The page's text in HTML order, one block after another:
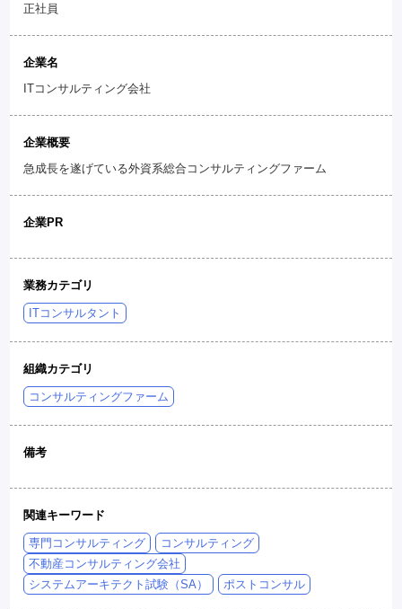
正社員
企業名
ITコンサルティング会社
企業概要
急成長を遂げている外資系総合コンサルティングファーム
企業PR
業務カテゴリ
ITコンサルタント
組織カテゴリ
コンサルティングファーム
備考
関連キーワード
専門コンサルティング
コンサルティング
不動産コンサルティング会社
システムアーキテクト試験（SA）
ポストコンサル